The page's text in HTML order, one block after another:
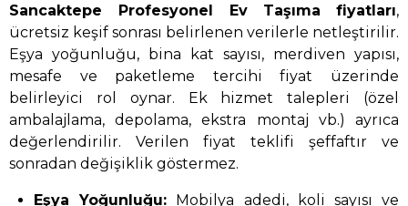
Sancaktepe Profesyonel Ev Taşıma fiyatları,
ücretsiz keşif sonrası belirlenen verilerle netleştirilir.
Eşya yoğunluğu, bina kat sayısı, merdiven yapısı,
mesafe ve paketleme tercihi fiyat üzerinde
belirleyici rol oynar. Ek hizmet talepleri (özel
ambalajlama, depolama, ekstra montaj vb.) ayrıca
değerlendirilir. Verilen fiyat teklifi şeffaftır ve
sonradan değişiklik göstermez.
Eşya Yoğunluğu: Mobilya adedi, koli sayısı ve